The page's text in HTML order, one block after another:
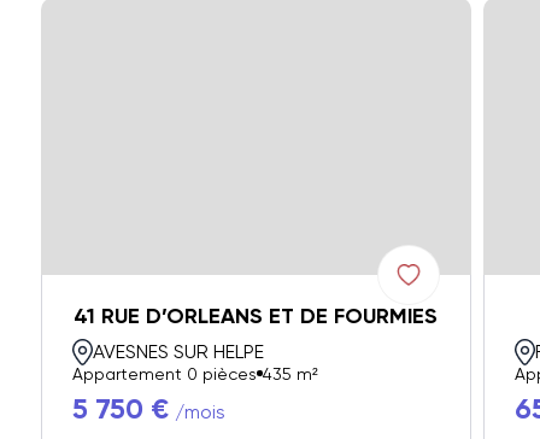
41 RUE D’ORLEANS ET DE FOURMIES
AVESNES SUR HELPE
Appartement 0 pièces 435 m²
5 750 € /mois